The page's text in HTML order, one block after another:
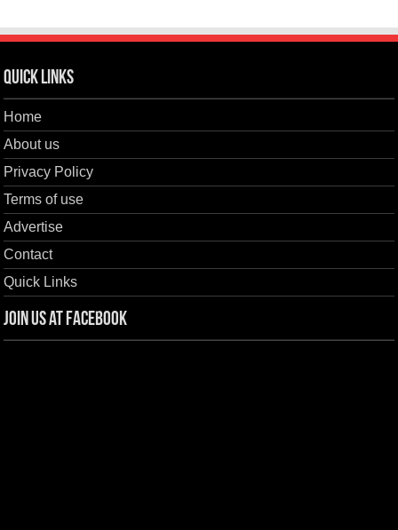
Quick Links
Home
About us
Privacy Policy
Terms of use
Advertise
Contact
Quick Links
Join us at Facebook